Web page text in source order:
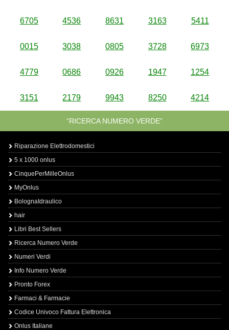
6705 4536 8631 3163 5411
0015 3038 0805 3728 6973
4779 0686 0926 1947 1254
3151 2179 9943 8250 4214
“RICERCA NUMERO VERDE”
Riparazione Elettrodomestici
5 x 1000 onlus
CinquePerMilleOnlus
MyOnlus
BolognaIdraulico
hair
Libri Best Sellers
Ricerca Numero Verde
Numeri Verdi
Info Numero Verde
Pronto Forex
Farmaci & Farmacie
Codice Univoco Fattura Elettronica
Onlus Italiane